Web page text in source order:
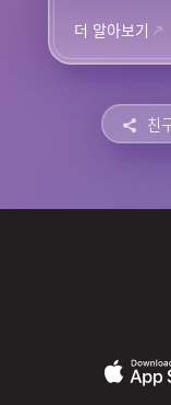
더 알아보기
친